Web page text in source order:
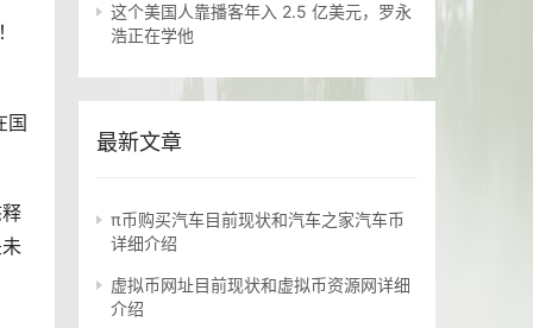
国
这个美国人靠播客年入 2.5 亿美元，罗永
浩正在学他
最新文章
π币购买汽车目前现状和汽车之家汽车币
详细介绍
虚拟币网址目前现状和虚拟币资源网详细
介绍